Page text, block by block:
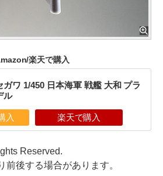
楽天で購入
ガワ 1/450 日本海軍 戦艦 大和 プラ
ル
入 楽天で購入
Reserved.
後する場合があります。